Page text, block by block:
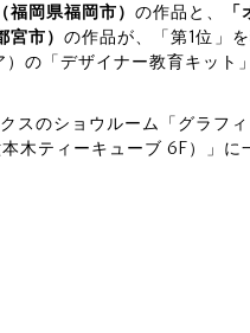
福岡県福岡市） の作品と、
市） の作品が、「第1位」を
の「デザイナー教育キット
スのショウルーム「グラフ
木ティーキューブ 6F）」に